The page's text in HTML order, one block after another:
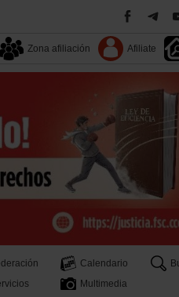
Zona afiliación Afiliate
Calendario
Multimedia